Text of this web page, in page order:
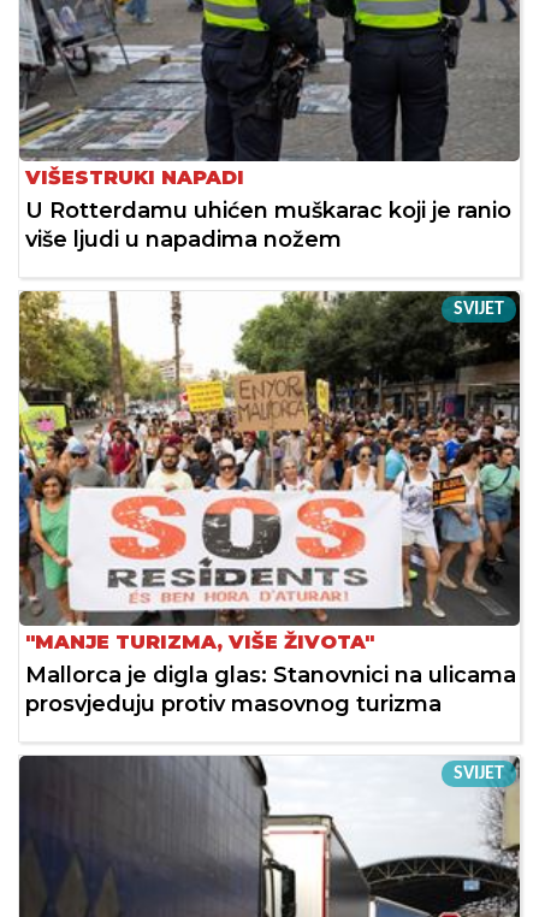
VIŠESTRUKI NAPADI
U Rotterdamu uhićen muškarac koji je ranio
više ljudi u napadima nožem
SVIJET
"MANJE TURIZMA, VIŠE ŽIVOTA"
Mallorca je digla glas: Stanovnici na ulicama
prosvjeduju protiv masovnog turizma
SVIJET